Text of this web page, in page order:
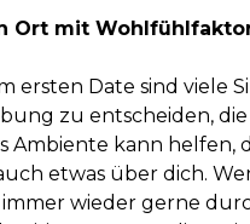
Ort mit
ersten Date sind viele
zu entscheiden,
Ambiente kann helfen,
etwas über dich.
wieder gerne